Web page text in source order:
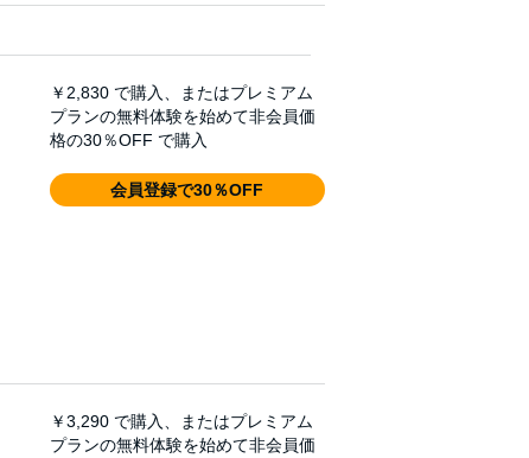
￥2,830 で購入、またはプレミアム
プランの無料体験を始めて非会員価
格の30％OFF で購入
会員登録で30％OFF
￥3,290 で購入、またはプレミアム
プランの無料体験を始めて非会員価